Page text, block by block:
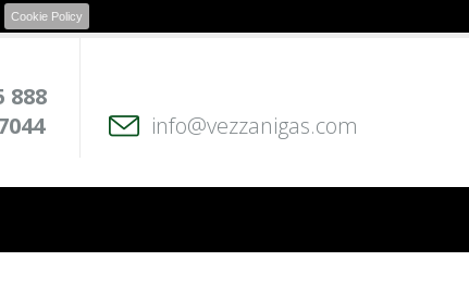
Cookie Policy
888
info@vezzanigas.com